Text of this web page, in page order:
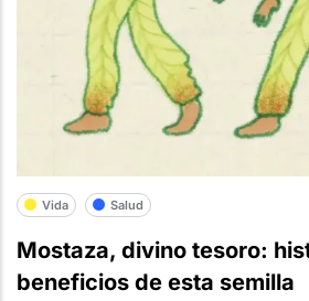
Vida Salud
Mostaza, divino tesoro:
beneficios de esta semilla